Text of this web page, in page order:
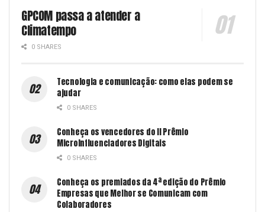
GPCOM passa a atender a
Climatempo
0 SHARES
Tecnologia e comunicação: como elas podem se
ajudar
0 SHARES
Conheça os vencedores do II Prêmio
MicroInfluenciadores Digitais
0 SHARES
Conheça os premiados da 4ª edição do Prêmio
Empresas que Melhor se Comunicam com
Colaboradores